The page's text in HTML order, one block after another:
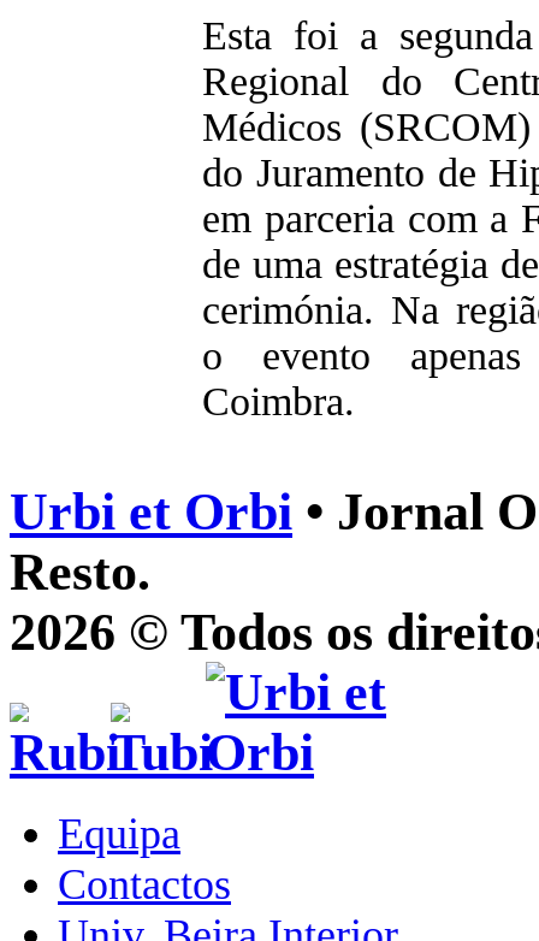
Esta foi a
Regional do
Médicos
do Juramento de
em parceria com a
de uma estratégia
cerimónia. Na
o evento
Coimbra.
Urbi et Orbi • Jornal
Resto.
2026 © Todos os
Equipa
Contactos